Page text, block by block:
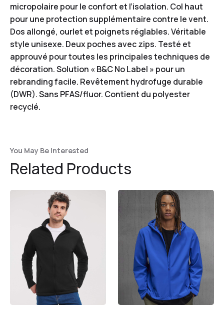
micropolaire pour le confort et l’isolation. Col haut
pour une protection supplémentaire contre le vent.
Dos allongé, ourlet et poignets réglables. Véritable
style unisexe. Deux poches avec zips. Testé et
approuvé pour toutes les principales techniques de
décoration. Solution « B&C No Label » pour un
rebranding facile. Revêtement hydrofuge durable
(DWR). Sans PFAS/fluor. Contient du polyester
recyclé.
You May Be Interested
Related Products